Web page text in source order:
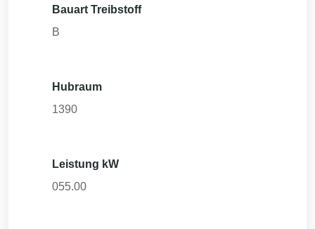
Bauart Treibstoff
B
Hubraum
1390
Leistung kW
055.00